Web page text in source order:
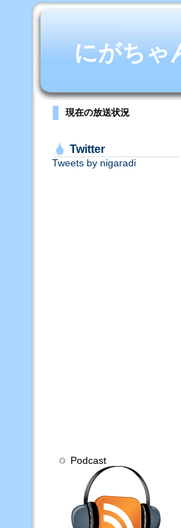
にがちゃ
現在の放送状況
Twitter
Tweets by nigaradi
Podcast